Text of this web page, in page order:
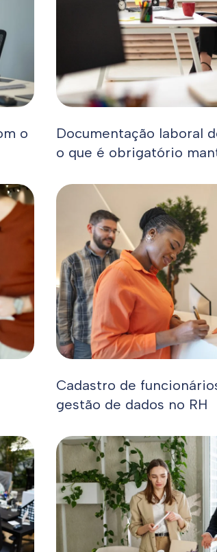
o
Documentação laboral
o que é obrigatório
Cadastro de
gestão de dados no RH